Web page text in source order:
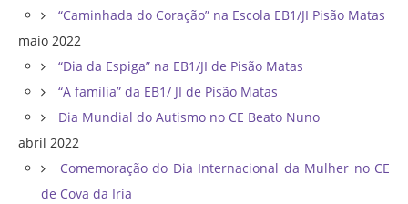
“Caminhada do Coração” na Escola EB1/JI Pisão Matas
maio 2022
“Dia da Espiga” na EB1/JI de Pisão Matas
“A família” da EB1/ JI de Pisão Matas
Dia Mundial do Autismo no CE Beato Nuno
abril 2022
Comemoração do Dia Internacional da Mulher no CE
de Cova da Iria